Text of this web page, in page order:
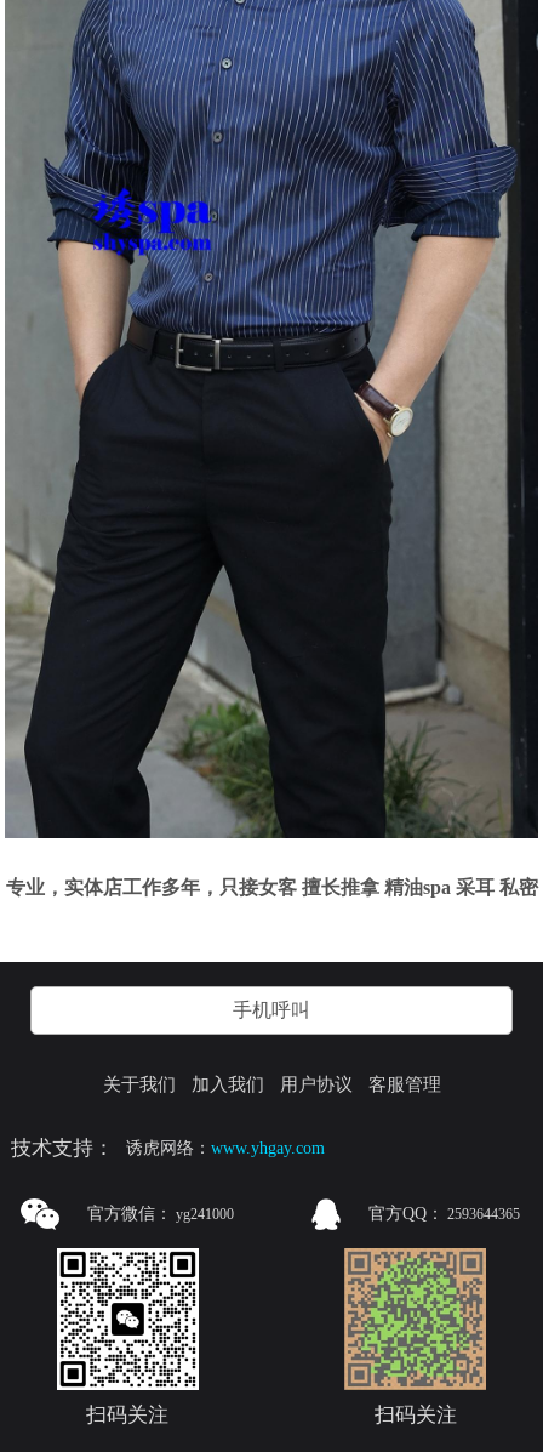
专业，实体店工作多年，只接女客 擅长推拿 精油spa 采耳 私密
手机呼叫
关于我们 加入我们 用户协议 客服管理
技术支持： 诱虎网络：www.yhgay.com
官方微信： yg241000
扫码关注
官方QQ： 2593644365
扫码关注